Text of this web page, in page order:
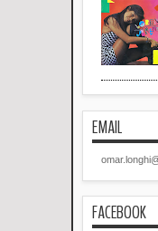
EMAIL
FACEBOOK